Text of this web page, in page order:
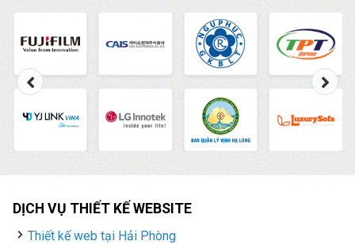
DỊCH VỤ THIẾT KẾ WEBSITE
Thiết kế web tại Hải Phòng